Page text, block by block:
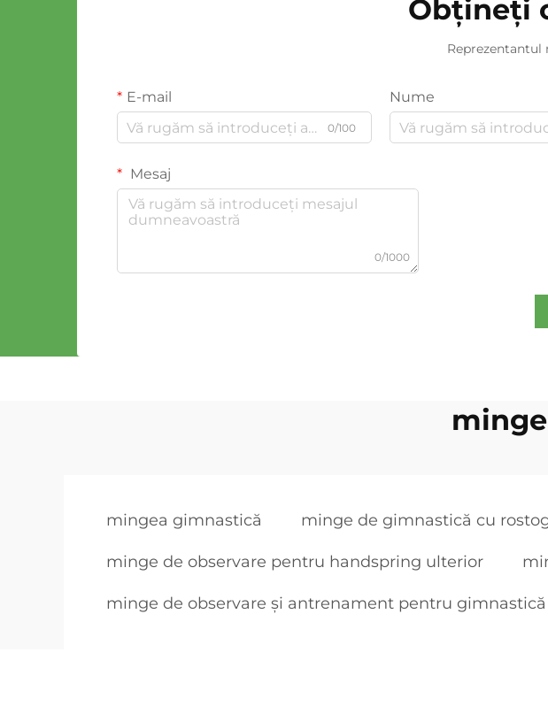
Obțineți
Reprezentantul
E-mail
0/100
Nume
Mesaj
0/1000
mingea gimnastică minge de gimnastică cu
minge de observare pentru handspring ulterior
minge de observare și antrenament pentru gimnastică